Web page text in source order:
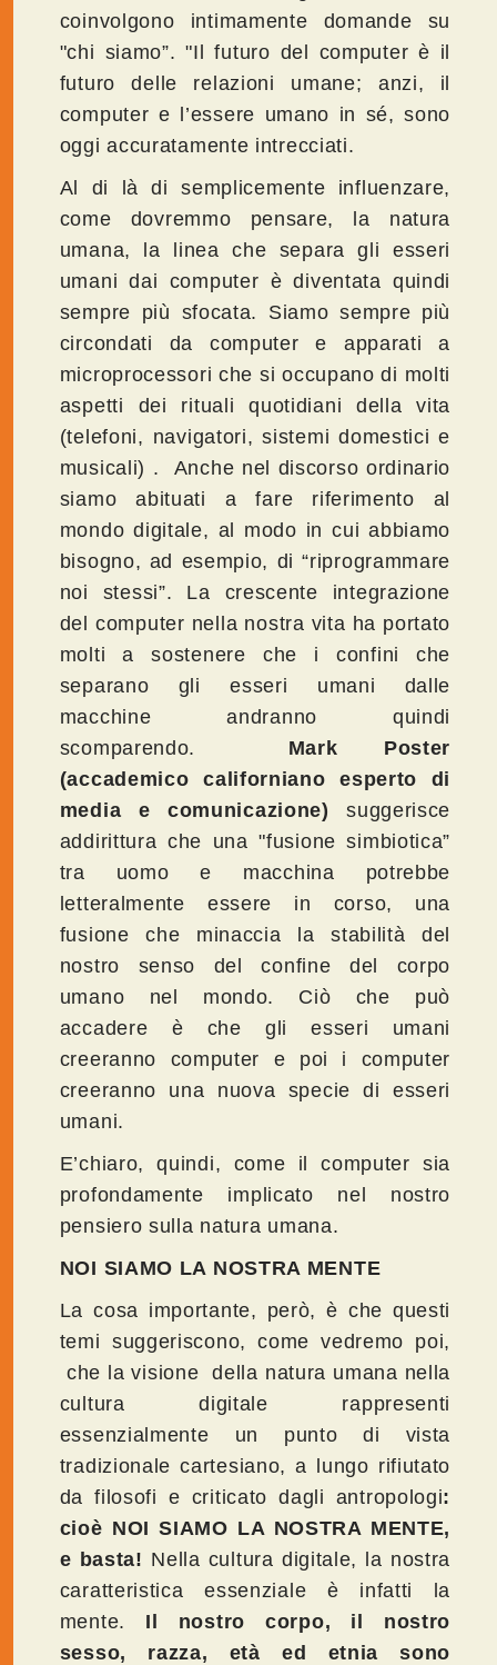
coinvolgono intimamente domande su
"chi siamo”. "Il futuro del computer è il
futuro delle relazioni umane; anzi, il
computer e l’essere umano in sé, sono
oggi accuratamente intrecciati.
Al di là di semplicemente influenzare,
come dovremmo pensare, la natura
umana, la linea che separa gli esseri
umani dai computer è diventata quindi
sempre più sfocata. Siamo sempre più
circondati da computer e apparati a
microprocessori che si occupano di molti
aspetti dei rituali quotidiani della vita
(telefoni, navigatori, sistemi domestici e
musicali) . Anche nel discorso ordinario
siamo abituati a fare riferimento al
mondo digitale, al modo in cui abbiamo
bisogno, ad esempio, di “riprogrammare
noi stessi”. La crescente integrazione
del computer nella nostra vita ha portato
molti a sostenere che i confini che
separano gli esseri umani dalle
macchine andranno quindi
scomparendo. Mark Poster
(accademico californiano esperto di
media e comunicazione) suggerisce
addirittura che una "fusione simbiotica”
tra uomo e macchina potrebbe
letteralmente essere in corso, una
fusione che minaccia la stabilità del
nostro senso del confine del corpo
umano nel mondo. Ciò che può
accadere è che gli esseri umani
creeranno computer e poi i computer
creeranno una nuova specie di esseri
umani.
E’chiaro, quindi, come il computer sia
profondamente implicato nel nostro
pensiero sulla natura umana.
NOI SIAMO LA NOSTRA MENTE
La cosa importante, però, è che questi
temi suggeriscono, come vedremo poi,
che la visione della natura umana nella
cultura digitale rappresenti
essenzialmente un punto di vista
tradizionale cartesiano, a lungo rifiutato
da filosofi e criticato dagli antropologi:
cioè NOI SIAMO LA NOSTRA MENTE,
e basta! Nella cultura digitale, la nostra
caratteristica essenziale è infatti la
mente. Il nostro corpo, il nostro
sesso, razza, età ed etnia sono